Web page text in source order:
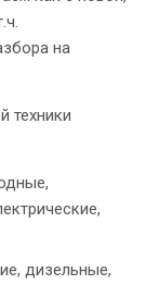
на
техники
дизельные,